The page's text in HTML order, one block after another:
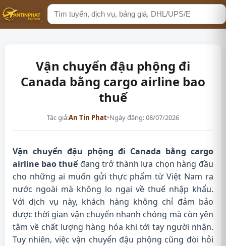
Tìm
kiếm
Vận chuyển đậu phộng đi
Canada bằng cargo airline bao
thuế
Tác giả:An Tin Phat•Ngày đăng: 08/07/2026
Vận chuyển đậu phộng đi Canada bằng cargo
airline bao thuếđang trở thành lựa chọn hàng đầu
cho những ai muốn gửi thực phẩm từ Việt Nam ra
nước ngoài mà không lo ngại về thuế nhập khẩu.
Với dịch vụ này, khách hàng không chỉ đảm bảo
được thời gian vận chuyển nhanh chóng mà còn yên
tâm về chất lượng hàng hóa khi tới tay người nhận.
Tuy nhiên, việc vận chuyển đậu phộng cũng đòi hỏi